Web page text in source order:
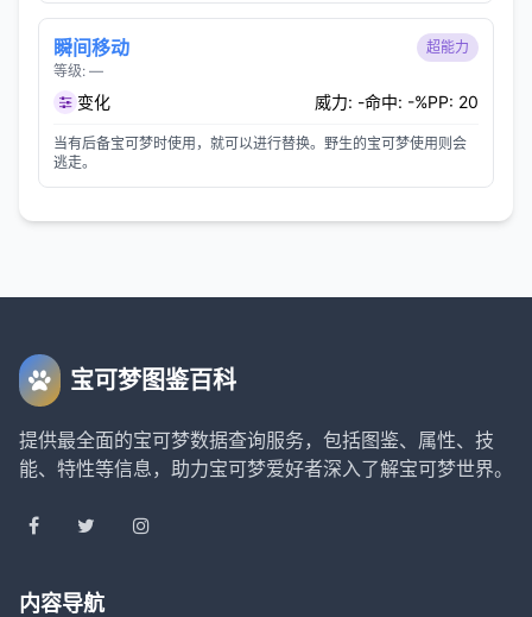
瞬间移动
等级: —
超能力
变化 威力: -命中: -%PP: 20
当有后备宝可梦时使用，就可以进行替换。野生的宝可梦使用则会
逃走。
宝可梦图鉴百科
提供最全面的宝可梦数据查询服务，包括图鉴、属性、技
能、特性等信息，助力宝可梦爱好者深入了解宝可梦世界。
内容导航